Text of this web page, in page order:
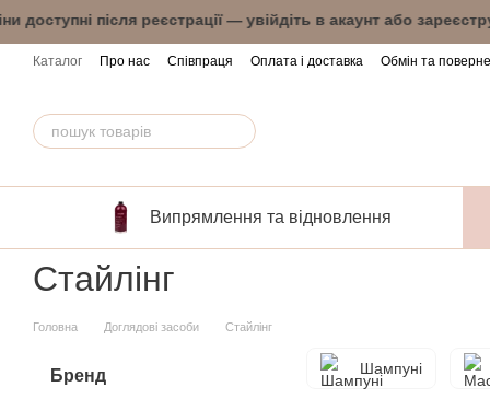
Перейти до основного контенту
доступні після реєстрації — увійдіть в
Каталог Про нас Співпраця Оплата і доставка Обмін та
Випрямлення та відновлення
Стайлінг
Головна Доглядові засоби Стайлінг
Шампуні
Бренд